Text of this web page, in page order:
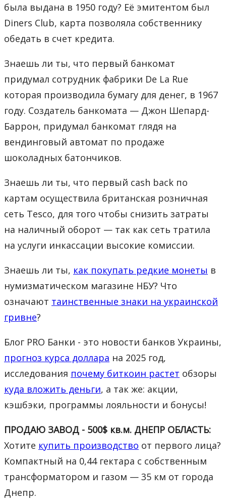
была выдана в 1950 году? Её эмитентом был
Diners Club, карта позволяла собственнику
обедать в счет кредита.
Знаешь ли ты, что первый банкомат
придумал сотрудник фабрики De La Rue
которая производила бумагу для денег, в 1967
году. Создатель банкомата — Джон Шепард-
Баррон, придумал банкомат глядя на
вендинговый автомат по продаже
шоколадных батончиков.
Знаешь ли ты, что первый cash back по
картам осуществила британская розничная
сеть Tesco, для того чтобы снизить затраты
на наличный оборот — так как сеть тратила
на услуги инкассации высокие комиссии.
Знаешь ли ты, как покупать редкие монеты в
нумизматическом магазине НБУ? Что
означают таинственные знаки на украинской
гривне?
Блог PRO Банки - это новости банков Украины,
прогноз курса доллара на 2025 год,
исследования почему биткоин растет обзоры
куда вложить деньги, а так же: акции,
кэшбэки, программы лояльности и бонусы!
ПРОДАЮ ЗАВОД - 500$ кв.м. ДНЕПР ОБЛАСТЬ:
Хотите купить производство от первого лица?
Компактный на 0,44 гектара с собственным
трансформатором и газом — 35 км от города
Днепр.